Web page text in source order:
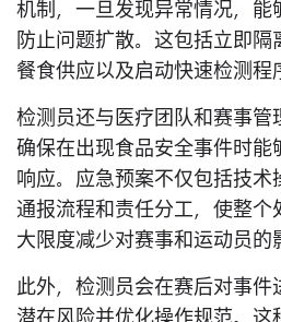
机制，一旦发现异常情况，能
防止问题扩散。这包括立即隔
餐食供应以及启动快速检测程
检测员还与医疗团队和赛事管
确保在出现食品安全事件时能
响应。应急预案不仅包括技术
通报流程和责任分工，使整个
大限度减少对赛事和运动员的
此外，检测员会在赛后对事件